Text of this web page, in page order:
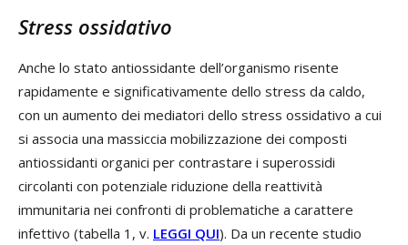
Stress ossidativo
Anche lo stato antiossidante dell’organismo risente
rapidamente e significativamente dello stress da caldo,
con un aumento dei mediatori dello stress ossidativo a cui
si associa una massiccia mobilizzazione dei composti
antiossidanti organici per contrastare i superossidi
circolanti con potenziale riduzione della reattività
immunitaria nei confronti di problematiche a carattere
infettivo (tabella 1, v. LEGGI QUI). Da un recente studio